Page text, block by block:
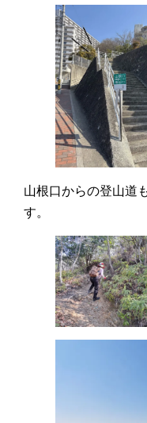
山根口からの登山道
す。